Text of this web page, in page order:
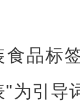
标签
"为引